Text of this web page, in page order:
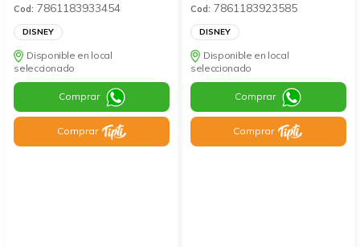
Cod: 7861183933454
DISNEY
Disponible en local
seleccionado
Comprar
Comprar
Cod: 7861183923585
DISNEY
Disponible en local
seleccionado
Comprar
Comprar